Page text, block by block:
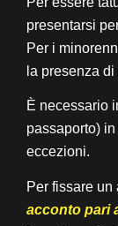
presentarsi
Per i
la presenza
È necessario
passaporto)
eccezioni.
Per fissare
acconto pari